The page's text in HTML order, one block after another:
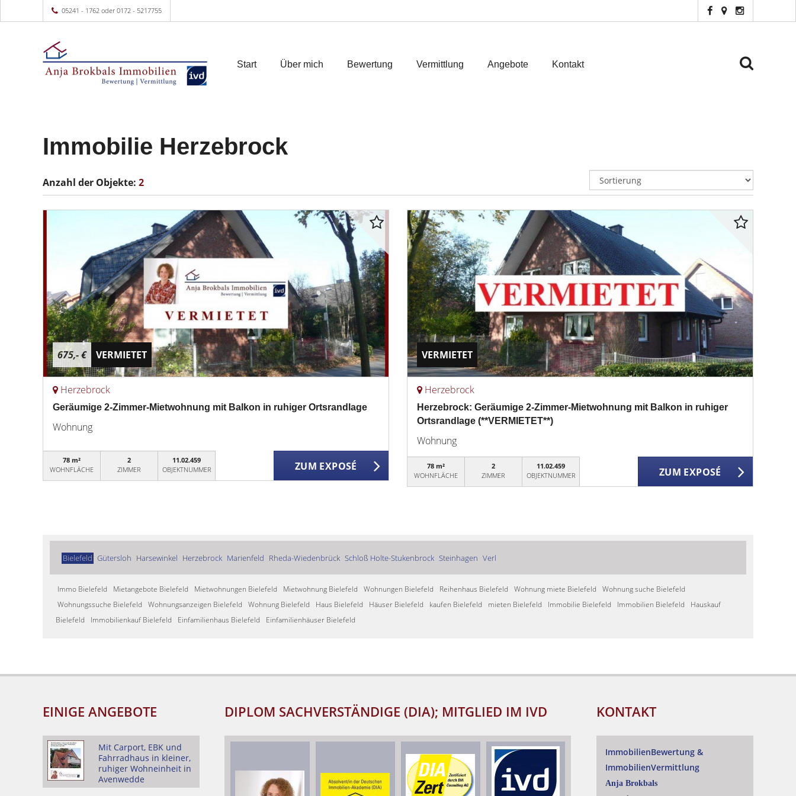
05241 - 1762 oder 0172 - 5217755
Start Über mich Bewertung Vermittlung Angebote Kontakt
Immobilie Herzebrock
Anzahl der Objekte: 2
675,- € VERMIETET
Herzebrock
Geräumige 2-Zimmer-Mietwohnung mit Balkon in ruhiger Ortsrandlage
Wohnung
78 m²
WOHNFLÄCHE
2
ZIMMER
11.02.459
OBJEKTNUMMER
ZUM EXPOSÉ
VERMIETET
Herzebrock
Herzebrock: Geräumige 2-Zimmer-Mietwohnung mit Balkon in ruhiger
Ortsrandlage (**VERMIETET**)
Wohnung
78 m²
WOHNFLÄCHE
2
ZIMMER
11.02.459
OBJEKTNUMMER
ZUM EXPOSÉ
Bielefeld Gütersloh Harsewinkel Herzebrock Marienfeld Rheda-Wiedenbrück Schloß Holte-Stukenbrock Steinhagen Verl
Immo Bielefeld Mietangebote Bielefeld Mietwohnungen Bielefeld Mietwohnung Bielefeld Wohnungen Bielefeld Reihenhaus Bielefeld Wohnung miete Bielefeld
Wohnung suche Bielefeld
Wohnungssuche Bielefeld
Wohnungsanzeigen Bielefeld Wohnung Bielefeld Haus Bielefeld Häuser Bielefeld kaufen Bielefeld mieten Bielefeld Immobilie Bielefeld Immobilien Bielefeld
Hauskauf
Bielefeld
Immobilienkauf Bielefeld Einfamilienhaus Bielefeld Einfamilienhäuser Bielefeld
EINIGE ANGEBOTE
Mit Carport, EBK und
Fahrradhaus in kleiner,
ruhiger Wohneinheit in
Avenwedde
DIPLOM SACHVERSTÄNDIGE (DIA); MITGLIED IM IVD KONTAKT
ImmobilienBewertung&
ImmobilienVermittlung
Anja Brokbals